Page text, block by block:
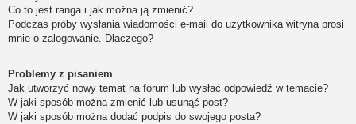
Co to jest ranga i jak można ją zmienić?
Podczas próby wysłania wiadomości e-mail do użytkownika witryna prosi
mnie o zalogowanie. Dlaczego?
Problemy z pisaniem
Jak utworzyć nowy temat na forum lub wysłać odpowiedź w temacie?
W jaki sposób można zmienić lub usunąć post?
W jaki sposób można dodać podpis do swojego posta?